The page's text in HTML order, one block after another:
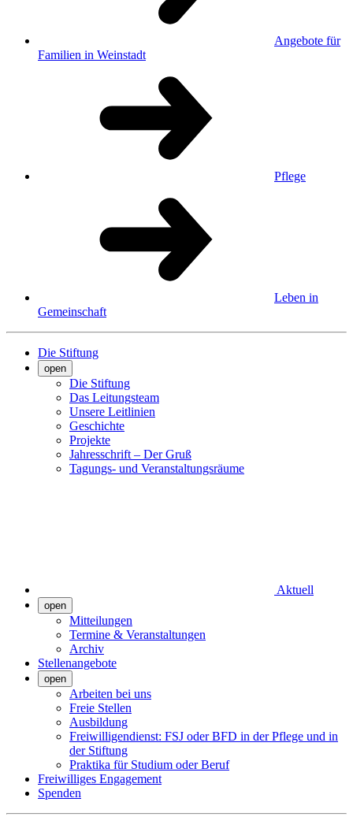
Angebote für
Familien in Weinstadt
Pflege
Leben in
Gemeinschaft
Die Stiftung
open
Die Stiftung
Das Leitungsteam
Unsere Leitlinien
Geschichte
Projekte
Jahresschrift – Der Gruß
Tagungs- und Veranstaltungsräume
Aktuell
open
Mitteilungen
Termine & Veranstaltungen
Archiv
Stellenangebote
open
Arbeiten bei uns
Freie Stellen
Ausbildung
Freiwilligendienst: FSJ oder BFD in der Pflege und in
der Stiftung
Praktika für Studium oder Beruf
Freiwilliges Engagement
Spenden